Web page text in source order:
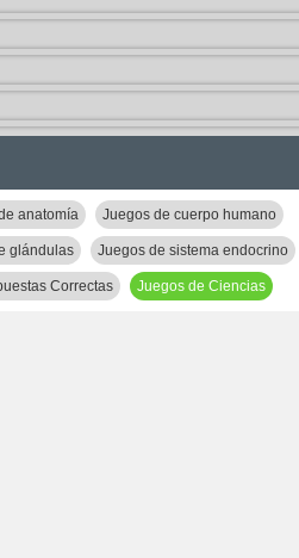
anatomía Juegos de cuerpo humano
glándulas Juegos de sistema endocrino
Correctas Juegos de Ciencias